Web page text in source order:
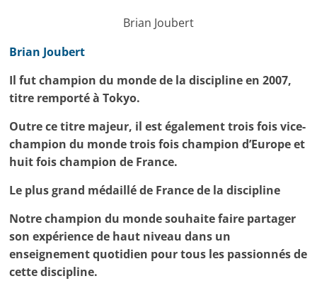
Brian Joubert
Brian Joubert
Il fut champion du monde de la discipline en 2007,
titre remporté à Tokyo.
Outre ce titre majeur, il est également trois fois vice-
champion du monde trois fois champion d’Europe et
huit fois champion de France.
Le plus grand médaillé de France de la discipline
Notre champion du monde souhaite faire partager
son expérience de haut niveau dans un
enseignement quotidien pour tous les passionnés de
cette discipline.